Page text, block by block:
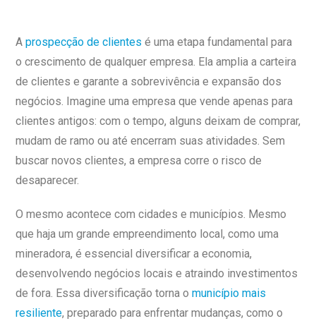
A prospecção de clientes é uma etapa fundamental para
o crescimento de qualquer empresa. Ela amplia a carteira
de clientes e garante a sobrevivência e expansão dos
negócios. Imagine uma empresa que vende apenas para
clientes antigos: com o tempo, alguns deixam de comprar,
mudam de ramo ou até encerram suas atividades. Sem
buscar novos clientes, a empresa corre o risco de
desaparecer.
O mesmo acontece com cidades e municípios. Mesmo
que haja um grande empreendimento local, como uma
mineradora, é essencial diversificar a economia,
desenvolvendo negócios locais e atraindo investimentos
de fora. Essa diversificação torna o município mais
resiliente, preparado para enfrentar mudanças, como o